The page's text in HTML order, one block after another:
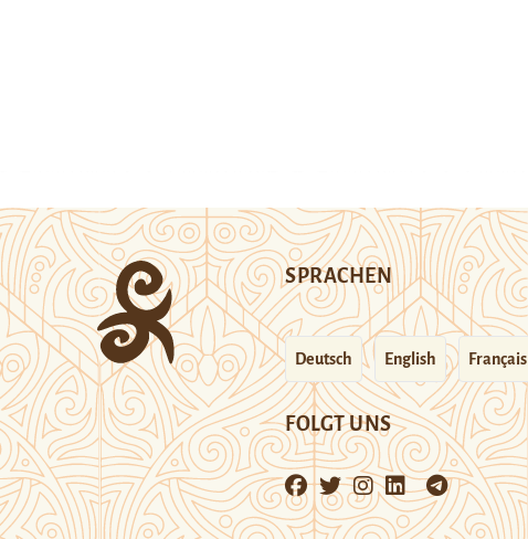
SPRACHEN
Deutsch English Français
FOLGT UNS